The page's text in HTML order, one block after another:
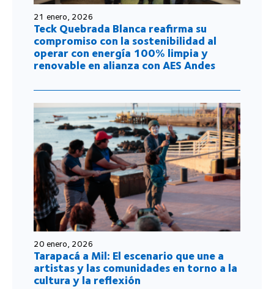
21 enero, 2026
Teck Quebrada Blanca reafirma su
compromiso con la sostenibilidad al
operar con energía 100% limpia y
renovable en alianza con AES Andes
20 enero, 2026
Tarapacá a Mil: El escenario que une a
artistas y las comunidades en torno a la
cultura y la reflexión